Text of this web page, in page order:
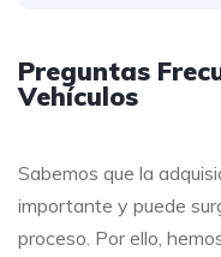
Preguntas
Vehículos
Sabemos que la
importante y puede
proceso. Por ello,